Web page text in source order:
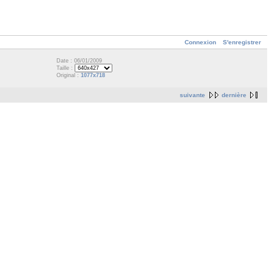
Connexion S'enregistrer
Date : 06/01/2009
Taille :
Original : 1077x718
suivante dernière